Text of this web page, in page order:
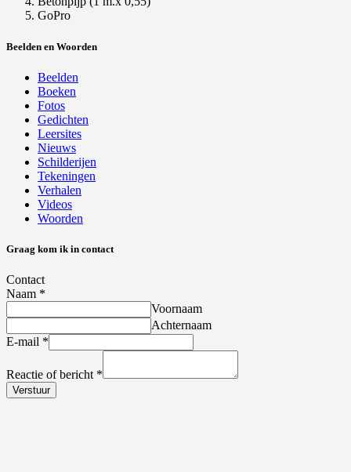
GoPro
Beelden en Woorden
Beelden
Boeken
Fotos
Gedichten
Leersites
Nieuws
Schilderijen
Tekeningen
Verhalen
Videos
Woorden
Graag kom ik in contact
Contact
Naam *
Voornaam
Achternaam
E-mail *
Reactie of bericht *
Verstuur